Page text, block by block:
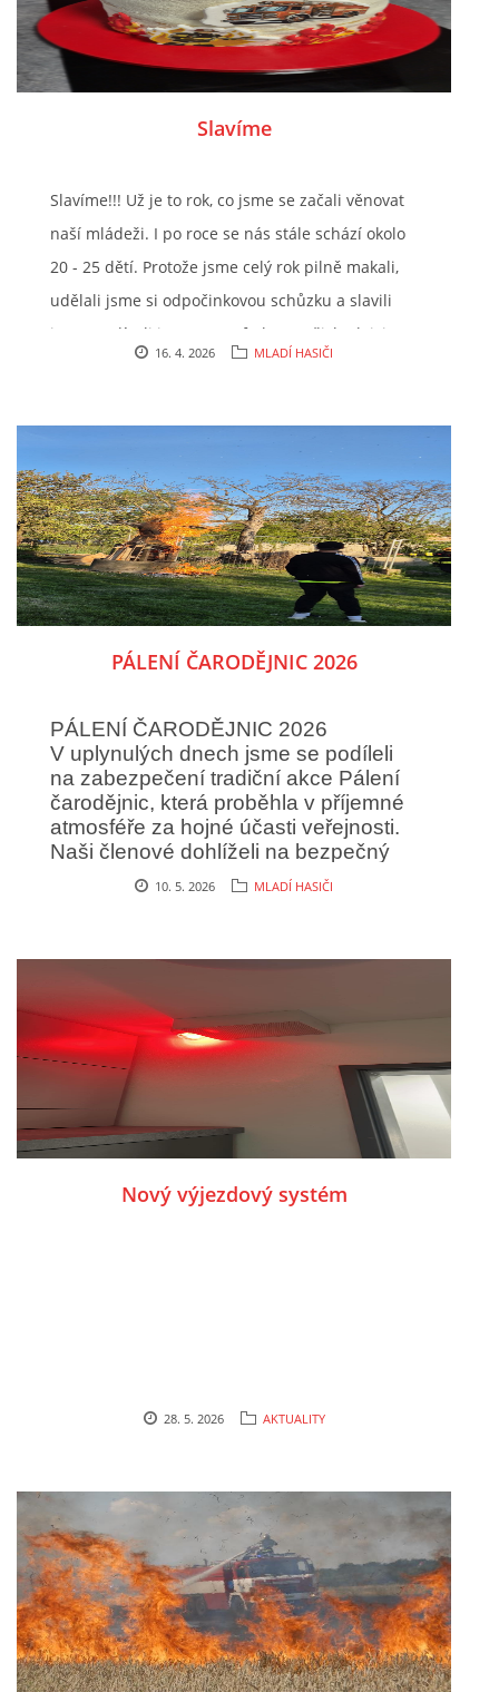
nás nic nepřekvapilo. A protože jsou děti
opravdu šikovné, vyrazíme s novými
Slavíme
Slavíme!!! Už je to rok, co jsme se začali věnovat
naší mládeži. I po roce se nás stále schází okolo
20 - 25 dětí. Protože jsme celý rok pilně makali,
udělali jsme si odpočinkovou schůzku a slavili
jsme. Podívali jsme se na fotky z našich aktivit,
nepřehlédli. A co by to bylo za oslavu, bez
pořádného dortu? I ten jsme měli. Ale nezbylo
nic. Děkujeme všem dětem za aktivní účast na
schůzkách, rodičům za jejich podporu, vedoucím
za trpělivost.
16. 4. 2026 MLADÍ HASIČI
PÁLENÍ ČARODĚJNIC 2026
PÁLENÍ ČARODĚJNIC 2026
V uplynulých dnech jsme se podíleli
na zabezpečení tradiční akce Pálení
čarodějnic, která proběhla v příjemné
atmosféře za hojné účasti veřejnosti.
Naši členové dohlíželi na bezpečný
průběh celé akce a byli připraveni
zasáhnout v případě potřeby.
občerstvení pro návštěvníky. Je
skvělé vidět jejich chuť pomáhat a být
součástí společenského dění v obci.
Děkujeme všem, kteří dorazili,
podpořili nás a společně s námi si užili
krásný večer plný tradic, zábavy a
přátelské atmosféry.
10. 5. 2026 MLADÍ HASIČI
Nový výjezdový systém
28. 5. 2026 AKTUALITY